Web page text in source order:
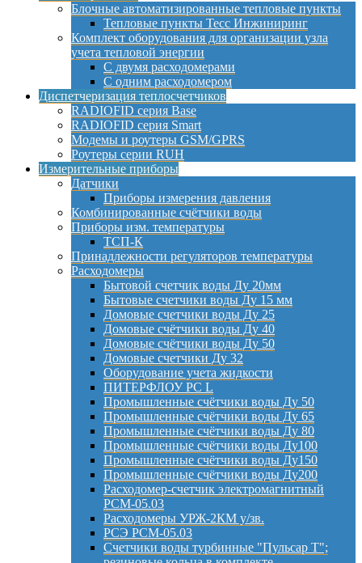
Блочные автоматизированные тепловые пункты
Тепловые пункты Тесс Инжиниринг
Комплект оборудования для организации узла
учета тепловой энергии
С двумя расходомерами
С одним расходомером
Диспетчеризация теплосчетчиков
RADIOFID серия Base
RADIOFID серия Smart
Модемы и роутеры GSM/GPRS
Роутеры серии RUH
Измерительные приборы
Датчики
Приборы измерения давления
Комбинированные счётчики воды
Приборы изм. температуры
ТСП-К
Принадлежности регуляторов температуры
Расходомеры
Бытовой счетчик воды Ду 20мм
Бытовые счетчики воды Ду 15 мм
Домовые счетчики воды Ду 25
Домовые счётчики воды Ду 40
Домовые счётчики воды Ду 50
Домовые счетчики Ду 32
Оборудование учета жидкости
ПИТЕРФЛОУ РС L
Промышленные счётчики воды Ду 50
Промышленные счётчики воды Ду 65
Промышленные счётчики воды Ду 80
Промышленные счётчики воды Ду100
Промышленные счётчики воды Ду150
Промышленные счётчики воды Ду200
Расходомер-счетчик электромагнитный
РСМ-05.03
Расходомеры УРЖ-2КМ у/зв.
РСЭ РСМ-05.03
Счетчики воды турбинные "Пульсар Т";